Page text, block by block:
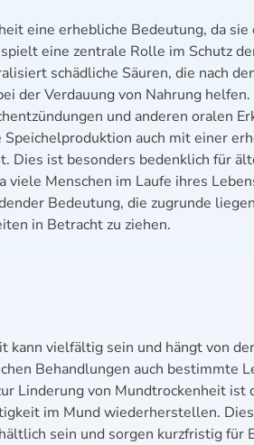
eine erhebliche Bedeutung, da
eine zentrale Rolle im Schutz
schädliche Säuren, die nach
der Verdauung von Nahrung
und anderen oralen
auch mit einer
Dies ist besonders bedenklich für
viele Menschen im Laufe ihres
Bedeutung, die zugrunde
in Betracht zu ziehen.
kann vielfältig sein und hängt von
Behandlungen auch bestimmte
Linderung von Mundtrockenheit ist
im Mund wiederherstellen.
sein und sorgen kurzfristig für